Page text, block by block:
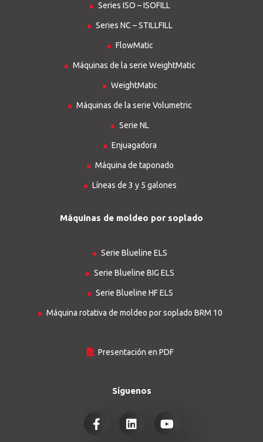
Series ISO – ISOFILL
Series NC – STILLFILL
FlowMatic
Máquinas de la serie WeightMatic
WeightMatic
Máquinas de la serie Volumetric
Serie NL
Enjuagadora
Máquina de taponado
Líneas de 3 y 5 galones
Máquinas de moldeo por soplado
Serie Blueline ELS
Serie Blueline BIG ELS
Serie Blueline HF ELS
Máquina rotativa de moldeo por soplado BRM 10
Presentación en PDF
Síguenos